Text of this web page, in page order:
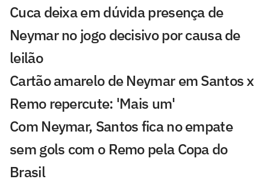
Cuca deixa em dúvida presença de
Neymar no jogo decisivo por causa de
leilão
Cartão amarelo de Neymar em Santos x
Remo repercute: 'Mais um'
Com Neymar, Santos fica no empate
sem gols com o Remo pela Copa do
Brasil